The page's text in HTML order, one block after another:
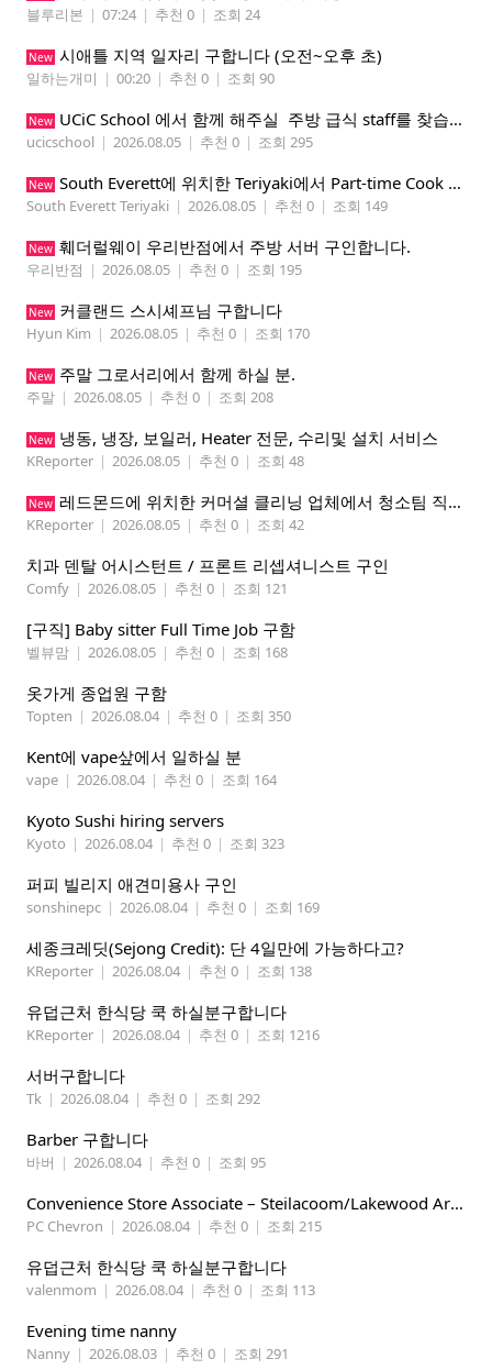
블루리본 | 07:24 | 추천 0 | 조회 24
New 시애틀 지역 일자리 구합니다 (오전~오후 초)
일하는개미 | 00:20 | 추천 0 | 조회 90
New UCiC School 에서 함께 해주실 주방 급식 staff를 찾습니다.
ucicschool | 2026.08.05 | 추천 0 | 조회 295
New South Everett에 위치한 Teriyaki에서 Part-time Cook Helper 구합니다. Mon-Sat, 4:00 pm-8:30 pm
South Everett Teriyaki | 2026.08.05 | 추천 0 | 조회 149
New 훼더럴웨이 우리반점에서 주방 서버 구인합니다.
우리반점 | 2026.08.05 | 추천 0 | 조회 195
New 커클랜드 스시셰프님 구합니다
Hyun Kim | 2026.08.05 | 추천 0 | 조회 170
New 주말 그로서리에서 함께 하실 분.
주말 | 2026.08.05 | 추천 0 | 조회 208
New 냉동, 냉장, 보일러, Heater 전문, 수리및 설치 서비스
KReporter | 2026.08.05 | 추천 0 | 조회 48
New 레드몬드에 위치한 커머셜 클리닝 업체에서 청소팀 직원을 모집합니다.
KReporter | 2026.08.05 | 추천 0 | 조회 42
치과 덴탈 어시스턴트 / 프론트 리셉셔니스트 구인
Comfy | 2026.08.05 | 추천 0 | 조회 121
[구직] Baby sitter Full Time Job 구함
벨뷰맘 | 2026.08.05 | 추천 0 | 조회 168
옷가게 종업원 구함
Topten | 2026.08.04 | 추천 0 | 조회 350
Kent에 vape샆에서 일하실 분
vape | 2026.08.04 | 추천 0 | 조회 164
Kyoto Sushi hiring servers
Kyoto | 2026.08.04 | 추천 0 | 조회 323
퍼피 빌리지 애견미용사 구인
sonshinepc | 2026.08.04 | 추천 0 | 조회 169
세종크레딧(Sejong Credit): 단 4일만에 가능하다고?
KReporter | 2026.08.04 | 추천 0 | 조회 138
유덥근처 한식당 쿡 하실분구합니다
KReporter | 2026.08.04 | 추천 0 | 조회 1216
서버구합니다
Tk | 2026.08.04 | 추천 0 | 조회 292
Barber 구합니다
바버 | 2026.08.04 | 추천 0 | 조회 95
Convenience Store Associate – Steilacoom/Lakewood Area, $19 -$21/hr
PC Chevron | 2026.08.04 | 추천 0 | 조회 215
유덥근처 한식당 쿡 하실분구합니다
valenmom | 2026.08.04 | 추천 0 | 조회 113
Evening time nanny
Nanny | 2026.08.03 | 추천 0 | 조회 291